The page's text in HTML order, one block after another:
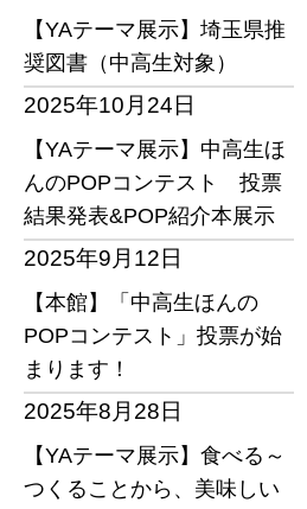
【YAテーマ展示】埼玉県推
奨図書（中高生対象）
2025年10月24日
【YAテーマ展示】中高生ほ
んのPOPコンテスト 投票
結果発表&POP紹介本展示
2025年9月12日
【本館】「中高生ほんの
POPコンテスト」投票が始
まります！
2025年8月28日
【YAテーマ展示】食べる～
つくることから、美味しい